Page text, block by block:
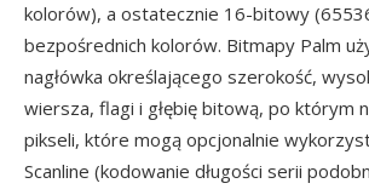
kolorów), a ostatecznie 16-bitowy
bezpośrednich kolorów. Bitmapy Palm
nagłówka określającego szerokość,
wiersza, flagi i głębię bitową, po którym
pikseli, które mogą opcjonalnie
Scanline (kodowanie długości serii